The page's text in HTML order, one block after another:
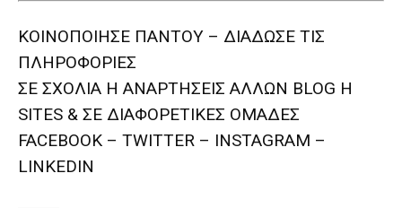
ΚΟΙΝΟΠΟΙΗΣΕ ΠΑΝΤΟΥ – ΔΙΑΔΩΣΕ ΤΙΣ
ΠΛΗΡΟΦΟΡΙΕΣ
ΣΕ ΣΧΟΛΙΑ H ΑΝAΡΤΗΣΕΙΣ ΑΛΛΩΝ BLOG H
SITES & ΣΕ ΔΙΑΦΟΡΕTIKEΣ ΟΜΑΔΕΣ
FACEBOOK – TWITTER – INSTAGRAM –
LINKEDIN